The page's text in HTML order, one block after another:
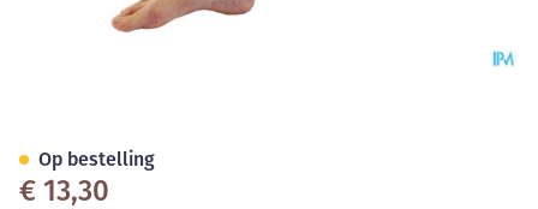
€ 13,30
Op bestelling